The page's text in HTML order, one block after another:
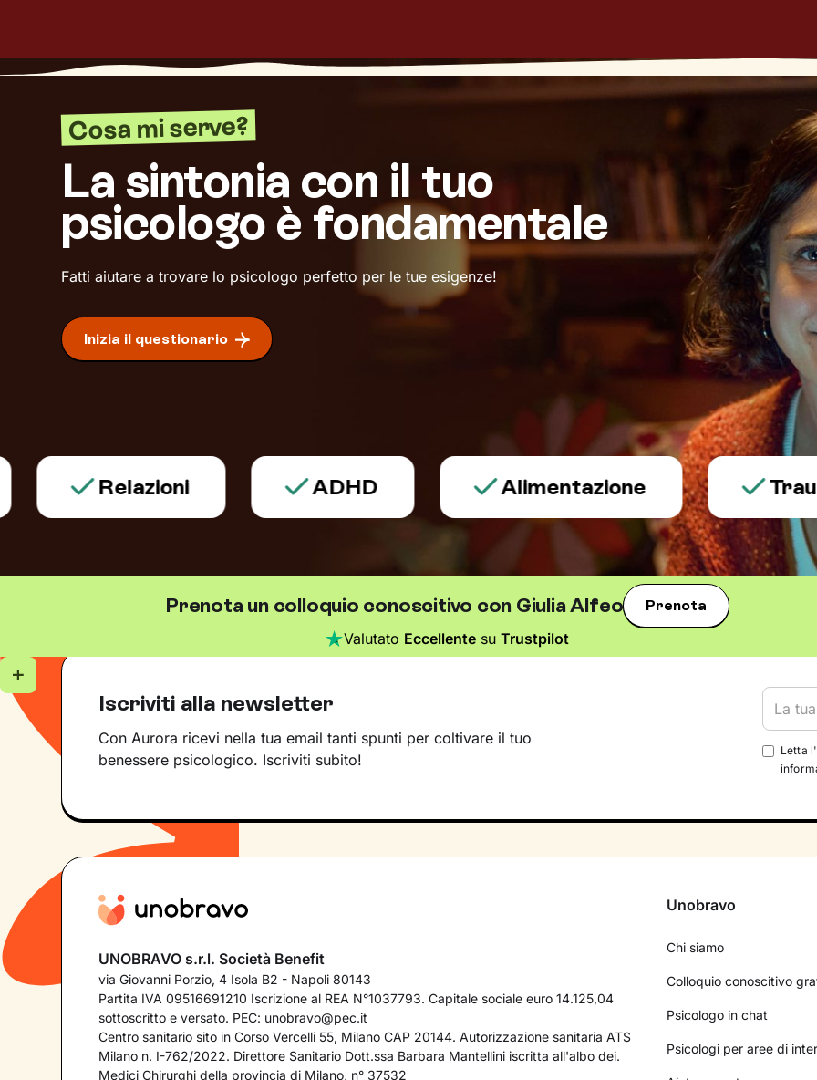
Cosa mi serve?
La sintonia con il tuo
psicologo è fondamentale
Fatti aiutare a trovare lo psicologo perfetto per le tue esigenze!
Inizia il questionario
Relazioni ADHD Alimentazione Trauma e
Prenota un colloquio conoscitivo con Giulia Alfeo Prenota
Valutato Eccellente suTrustpilot
Iscriviti alla newsletter
Con Aurora ricevi nella tua email tanti spunti per coltivare il tuo
benessere psicologico. Iscriviti subito!
Letta l'
UNOBRAVO s.r.l. Società Benefit
via Giovanni Porzio, 4 Isola B2 - Napoli 80143
Partita IVA 09516691210 Iscrizione al REA N°1037793. Capitale sociale euro 14.125,04
sottoscritto e versato. PEC: unobravo@pec.it
Centro sanitario sito in Corso Vercelli 55, Milano CAP 20144. Autorizzazione sanitaria ATS
Milano n. I-762/2022. Direttore Sanitario Dott.ssa Barbara Mantellini iscritta all'albo dei.
Medici Chirurghi della provincia di Milano, n° 37532
Unobravo
Chi siamo
Colloquio conoscitivo
Psicologo in chat
Psicologi per aree di